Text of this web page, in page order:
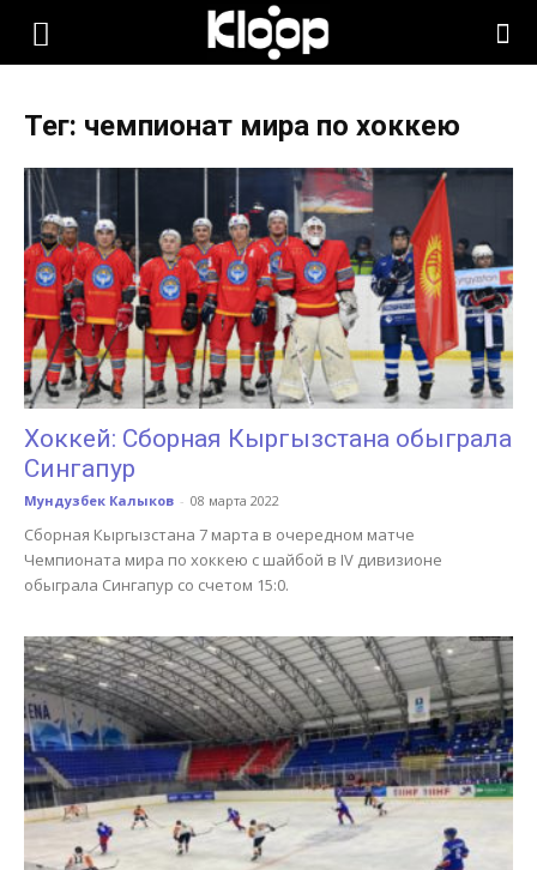
KLOOP.KG
Новости
Кыргызстана
Тег: чемпионат мира по хоккею
Хоккей: Сборная Кыргызстана обыграла
Сингапур
Мундузбек Калыков - 08 марта 2022
Сборная Кыргызстана 7 марта в очередном матче
Чемпионата мира по хоккею с шайбой в IV дивизионе
обыграла Сингапур со счетом 15:0.